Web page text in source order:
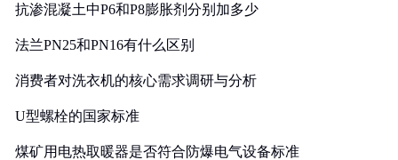
抗渗混凝土中P6和P8膨胀剂分别加多少
法兰PN25和PN16有什么区别
消费者对洗衣机的核心需求调研与分析
U型螺栓的国家标准
煤矿用电热取暖器是否符合防爆电气设备标准